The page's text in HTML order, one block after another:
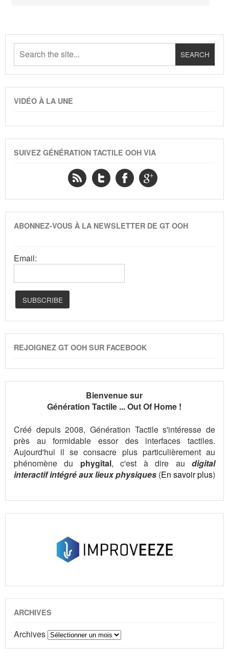
VIDÉO À LA UNE
SUIVEZ GÉNÉRATION TACTILE OOH VIA
ABONNEZ-VOUS À LA NEWSLETTER DE GT OOH
Email:
REJOIGNEZ GT OOH SUR FACEBOOK
Bienvenue sur
Génération Tactile ... Out Of Home !
Créé depuis 2008, Génération Tactile s'intéresse de
près au formidable essor des interfaces tactiles.
Aujourd'hui il se consacre plus particulièrement au
phénomène du phygital, c'est à dire audigital
interactif intégré aux lieux physiques (En savoir plus)
ARCHIVES
Archives